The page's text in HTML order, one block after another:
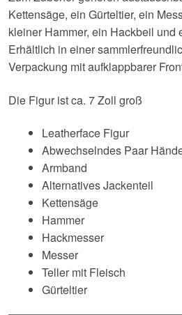
Kettensäge, ein Gürteltier, ein
kleiner Hammer, ein Hackbeil und
Erhältlich in einer
Verpackung mit aufklappbarer
Die Figur ist ca. 7 Zoll groß
Leatherface Figur
Abwechselndes Paar
Armband
Alternatives Jackenteil
Kettensäge
Hammer
Hackmesser
Messer
Teller mit Fleisch
Gürteltier